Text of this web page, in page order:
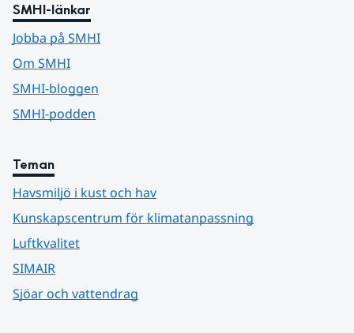
SMHI-länkar
Jobba på SMHI
Om SMHI
SMHI-bloggen
SMHI-podden
Teman
Havsmiljö i kust och hav
Kunskapscentrum för klimatanpassning
Luftkvalitet
SIMAIR
Sjöar och vattendrag